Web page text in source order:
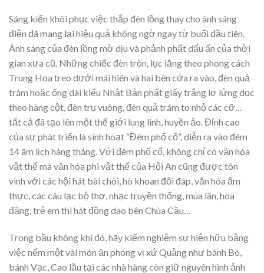
Sáng kiến khôi phục việc thắp đèn lồng thay cho ánh sáng
điện đã mang lại hiệu quả không ngờ ngay từ buổi đầu tiên.
Ánh sáng của đèn lồng mờ dịu và phảnh phất dấu ấn của thời
gian xưa cũ. Những chiếc đèn tròn, lục lăng theo phong cách
Trung Hoa treo dưới mái hiên và hai bên cửa ra vào, đèn quả
trám hoặc ống dài kiểu Nhật Bản phất giấy trắng lơ lửng dọc
theo hàng cột, đèn trụ vuông, đèn quả trám to nhỏ các cỡ…
tất cả đã tạo lên một thế giới lung linh, huyền ảo. Đỉnh cao
của sự phát triển là sinh hoạt “Đêm phố cổ”, diễn ra vào đêm
14 âm lịch hàng tháng. Với đêm phố cổ, không chỉ có văn hóa
vật thể mà văn hóa phi vật thể của Hội An cũng được tôn
vinh với các hội hát bài chòi, hò khoan đối đáp, văn hóa ẩm
thực, các câu lạc bộ thơ, nhạc truyền thống, múa lân, hoa
đăng, trẻ em thì hát đồng dao bên Chùa Cầu…
Trong bầu không khí đó, hãy kiểm nghiệm sự hiện hữu bằng
việc nếm một vài món ăn phong vị xứ Quảng như bánh Bo,
bánh Vạc, Cao lầu tại các nhà hàng còn giữ nguyên hình ảnh